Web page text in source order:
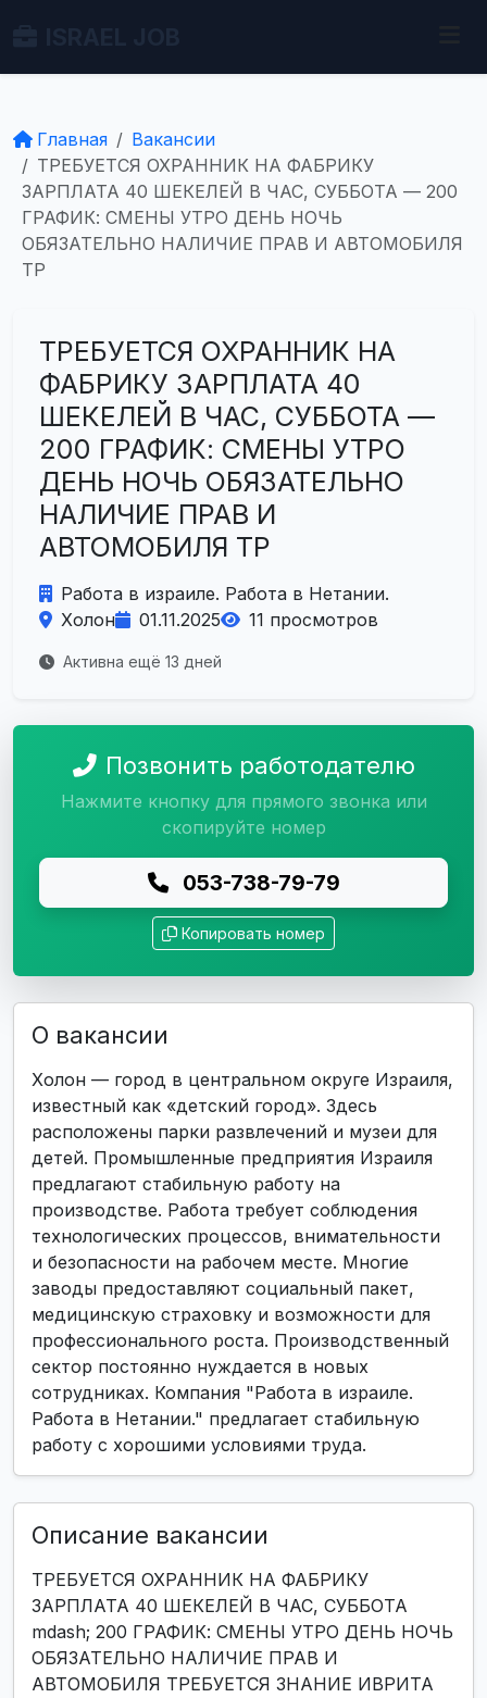
Главная
Вакансии
ТРЕБУЕТСЯ ОХРАННИК НА ФАБРИКУ
ЗАРПЛАТА 40 ШЕКЕЛЕЙ В ЧАС, СУББОТА — 200
ГРАФИК: СМЕНЫ УТРО ДЕНЬ НОЧЬ
ОБЯЗАТЕЛЬНО НАЛИЧИЕ ПРАВ И АВТОМОБИЛЯ
ТР
ТРЕБУЕТСЯ ОХРАННИК НА
ФАБРИКУ ЗАРПЛАТА 40
ШЕКЕЛЕЙ В ЧАС, СУББОТА —
200 ГРАФИК: СМЕНЫ УТРО
ДЕНЬ НОЧЬ ОБЯЗАТЕЛЬНО
НАЛИЧИЕ ПРАВ И
АВТОМОБИЛЯ ТР
Работа в израиле. Работа в Нетании.
Холон
01.11.2025 11 просмотров
Активна ещё 13 дней
Позвонить работодателю
Нажмите кнопку для прямого звонка или
скопируйте номер
053-738-79-79
Копировать номер
О вакансии
Холон — город в центральном округе Израиля,
известный как «детский город». Здесь
расположены парки развлечений и музеи для
детей. Промышленные предприятия Израиля
предлагают стабильную работу на
производстве. Работа требует соблюдения
технологических процессов, внимательности
и безопасности на рабочем месте. Многие
заводы предоставляют социальный пакет,
медицинскую страховку и возможности для
профессионального роста. Производственный
сектор постоянно нуждается в новых
сотрудниках. Компания "Работа в израиле.
Работа в Нетании." предлагает стабильную
работу с хорошими условиями труда.
Описание вакансии
ТРЕБУЕТСЯ ОХРАННИК НА ФАБРИКУ
ЗАРПЛАТА 40 ШЕКЕЛЕЙ В ЧАС, СУББОТА
mdash; 200 ГРАФИК: СМЕНЫ УТРО ДЕНЬ НОЧЬ
ОБЯЗАТЕЛЬНО НАЛИЧИЕ ПРАВ И
АВТОМОБИЛЯ ТРЕБУЕТСЯ ЗНАНИЕ ИВРИТА